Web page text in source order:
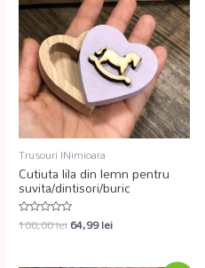
Trusouri INimioara
Cutiuta lila din lemn pentru
suvita/dintisori/buric
Evaluat
la
100,00lei64,99lei